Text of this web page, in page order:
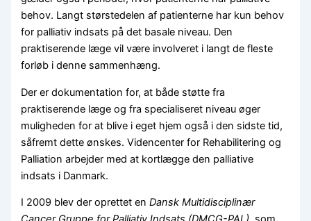
behov. Langt størstedelen af patienterne har kun behov
for palliativ indsats på det basale niveau. Den
praktiserende læge vil være involveret i langt de fleste
forløb i denne sammenhæng.
Der er dokumentation for, at både støtte fra
praktiserende læge og fra specialiseret niveau øger
muligheden for at blive i eget hjem også i den sidste tid,
såfremt dette ønskes. Videncenter for Rehabilitering og
Palliation arbejder med at kortlægge den palliative
indsats i Danmark.
I 2009 blev der oprettet enDansk Multidisciplinær